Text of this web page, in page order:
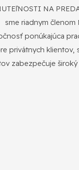
NA
sme riadnym členom
ponúkajúca
privátnych
zabezpečuje